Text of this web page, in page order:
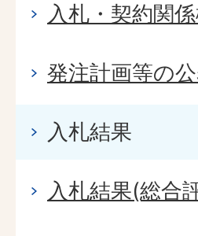
入札・契約関
発注計画等の
入札結果
入札結果(総合